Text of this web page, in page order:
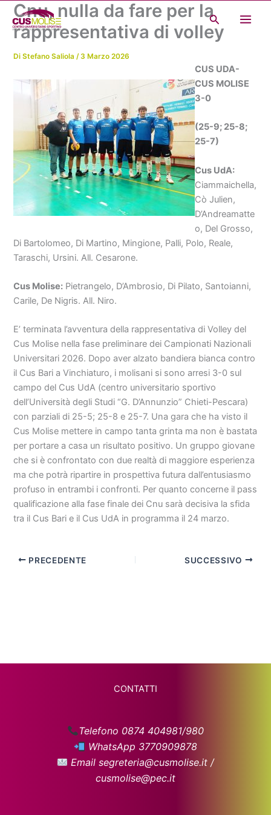
contenuto
Cerca
Cnu, nulla da fare per la
rappresentativa di volley
DiStefano Saliola/3 Marzo 2026
CUS UDA-
CUS MOLISE
3-0
(25-9; 25-8;
25-7)
Cus UdA:
Ciammaichella,
Cò Julien,
D’Andreamatte
o, Del Grosso,
Di Bartolomeo, Di Martino, Mingione, Palli, Polo, Reale,
Taraschi, Ursini. All. Cesarone.
Cus Molise: Pietrangelo, D’Ambrosio, Di Pilato, Santoianni,
Carile, De Nigris. All. Niro.
E’ terminata l’avventura della rappresentativa di Volley del
Cus Molise nella fase preliminare dei Campionati Nazionali
Universitari 2026. Dopo aver alzato bandiera bianca contro
il Cus Bari a Vinchiaturo, i molisani si sono arresi 3-0 sul
campo del Cus UdA (centro universitario sportivo
dell’Università degli Studi “G. D’Annunzio” Chieti-Pescara)
con parziali di 25-5; 25-8 e 25-7. Una gara che ha visto il
Cus Molise mettere in campo tanta grinta ma non è bastata
per portare a casa un risultato positivo. Un gruppo giovane
che si è confrontato con due realtà di maggiore esperienza
ma che potrà ripartire in prospettiva futura dall’entusiasmo
profuso in entrambi i confronti. Per quanto concerne il pass
qualificazione alla fase finale dei Cnu sarà decisiva la sfida
tra il Cus Bari e il Cus UdA in programma il 24 marzo.
PRECEDENTE SUCCESSIVO
CONTATTI
Telefono 0874 404981/980
WhatsApp 3770909878
Email segreteria@cusmolise.it /
cusmolise@pec.it